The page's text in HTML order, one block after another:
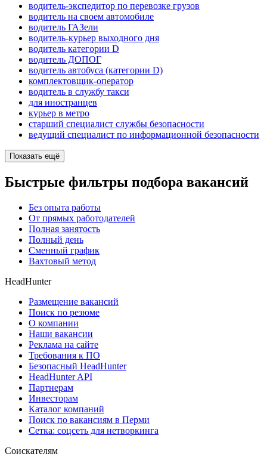
водитель-экспедитор по перевозке грузов
водитель на своем автомобиле
водитель ГАЗели
водитель-курьер выходного дня
водитель категории D
водитель ДОПОГ
водитель автобуса (категории D)
комплектовщик-оператор
водитель в службу такси
для иностранцев
курьер в метро
старший специалист службы безопасности
ведущий специалист по информационной безопасности
Показать ещё
Быстрые фильтры подбора вакансий
Без опыта работы
От прямых работодателей
Полная занятость
Полный день
Сменный график
Вахтовый метод
HeadHunter
Размещение вакансий
Поиск по резюме
О компании
Наши вакансии
Реклама на сайте
Требования к ПО
Безопасный HeadHunter
HeadHunter API
Партнерам
Инвесторам
Каталог компаний
Поиск по вакансиям в Перми
Сетка: соцсеть для нетворкинга
Соискателям